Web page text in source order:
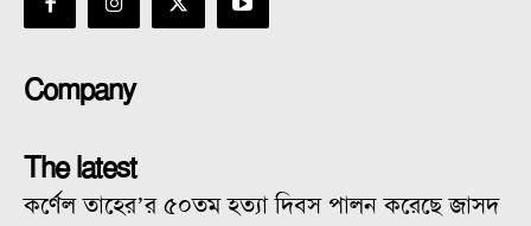
Company
The latest
কর্ণেল তাহের’র ৫০তম হত্যা দিবস পালন করেছে জাসদ